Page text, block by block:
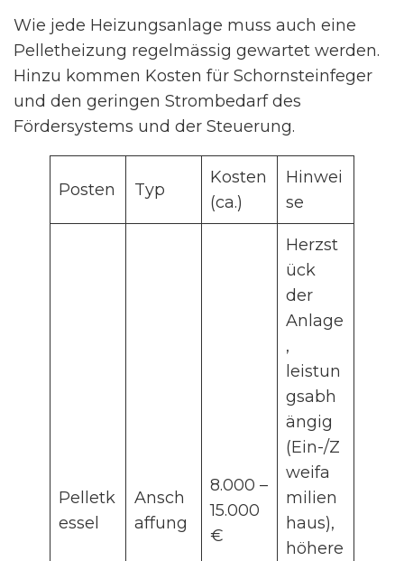
Wie jede Heizungsanlage muss auch eine
Pelletheizung regelmässig gewartet werden.
Hinzu kommen Kosten für Schornsteinfeger
und den geringen Strombedarf des
Fördersystems und der Steuerung.
Posten Typ
Kosten
(ca.)
Hinwei
se
Pelletk
essel
Ansch
affung
8.000 –
15.000
€
Herzst
ück
der
Anlage
,
leistun
gsabh
ängig
(Ein-/Z
weifa
milien
haus),
höhere